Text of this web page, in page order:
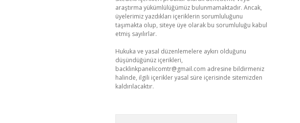
araştırma yükümlülüğümüz bulunmamaktadır. Ancak,
üyelerimiz yazdıkları içeriklerin sorumluluğunu
taşımakta olup, siteye üye olarak bu sorumluluğu kabul
etmiş sayılırlar.
Hukuka ve yasal düzenlemelere aykırı olduğunu
düşündüğünüz içerikleri,
backlinkpanelicomtr@gmail.com adresine bildirmeniz
halinde, ilgili içerikler yasal süre içerisinde sitemizden
kaldırılacaktır.